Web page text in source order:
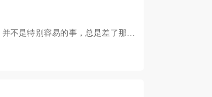
不是特别容易的事，总是差了那么